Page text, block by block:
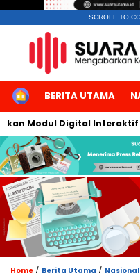
SCROLL TO
HOMEBERITA UTAMA
Modul Digital Interaktif
Home / Berita Utama / Nasional